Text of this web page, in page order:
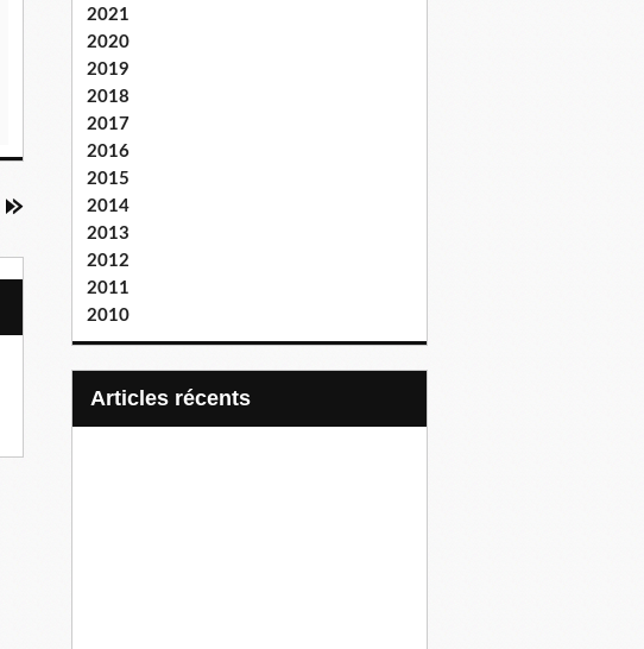
2021
2020
2019
2018
2017
2016
2015
2014
2013
2012
2011
2010
articles récents